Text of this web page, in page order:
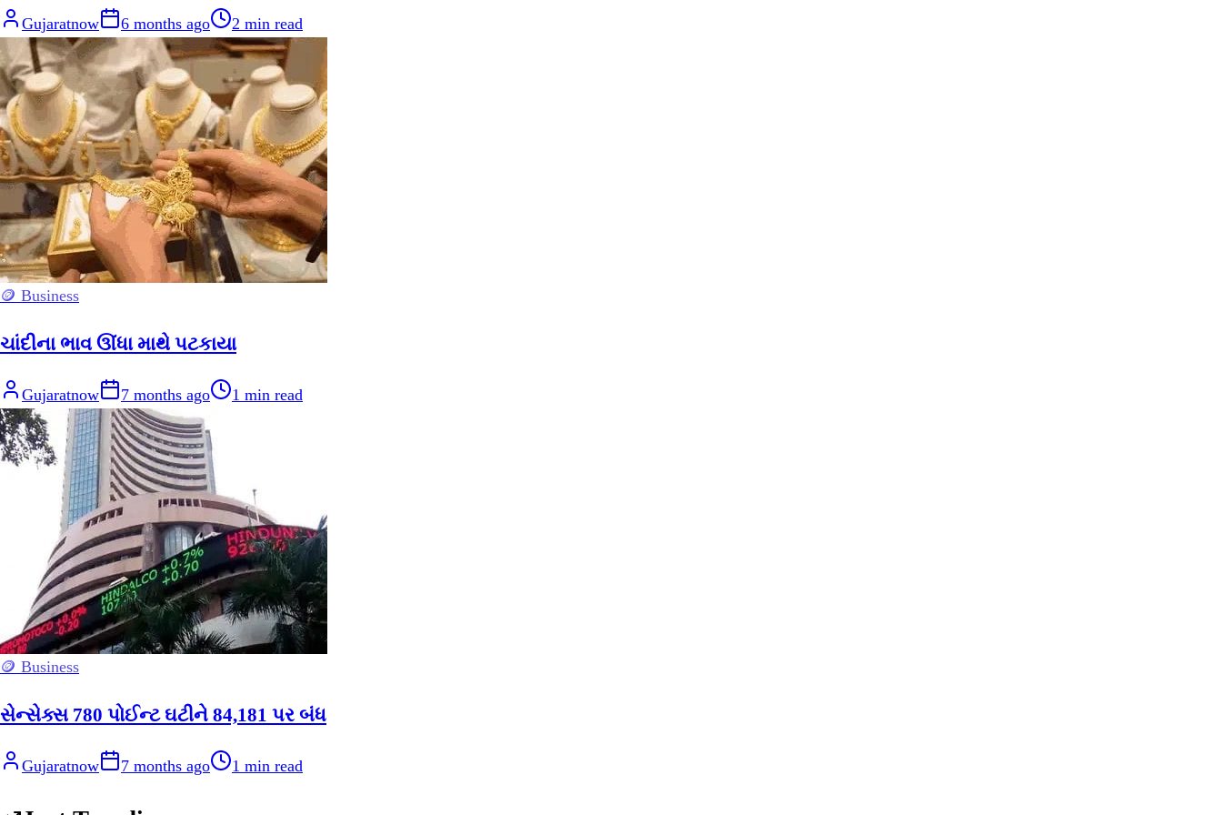
Gujaratnow 6 months ago 2 min read
🪙 Business
ચાંદીના ભાવ ઊંધા માથે પટકાયા
Gujaratnow 7 months ago 1 min read
🪙 Business
સેન્સેક્સ 780 પોઈન્ટ ઘટીને 84,181 પર બંધ
Gujaratnow 7 months ago 1 min read